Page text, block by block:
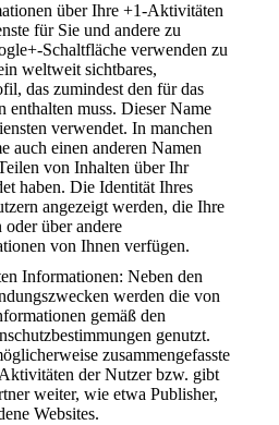
über Ihre +1-Aktivitäten
für Sie und andere zu
Schaltfläche verwenden zu
weltweit sichtbares,
das zumindest den für das
enthalten muss. Dieser Name
verwendet. In manchen
auch einen anderen Namen
von Inhalten über Ihr
haben. Die Identität Ihres
angezeigt werden, die Ihre
über andere
von Ihnen verfügen.
Informationen: Neben den
werden die von
gemäß den
genutzt.
zusammengefasste
der Nutzer bzw. gibt
weiter, wie etwa Publisher,
Websites.